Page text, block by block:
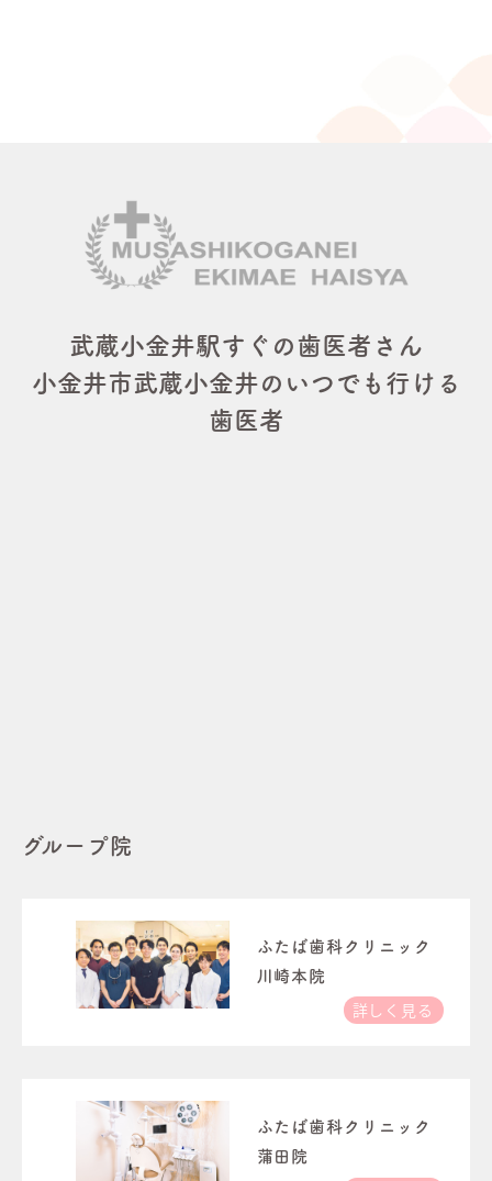
武蔵小金井駅すぐの歯医者さん
小金井市武蔵小金井のいつでも行ける
歯医者
グループ院
ふたば歯科クリニック
川崎本院
詳しく見る
ふたば歯科クリニック
蒲田院